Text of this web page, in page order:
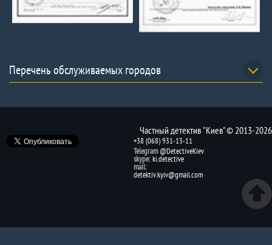
Перечень обслуживаемых городов
Частный детектив "Киев" © 2013-2026
+38 (068) 931-13-11
Telegram @DetectiveKiev
skype:ki.detective
mail:
detektiv.kyiv@gmail.com